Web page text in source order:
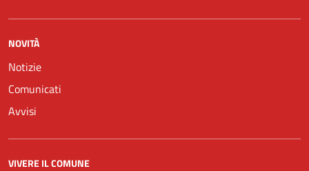
NOVITÀ
Notizie
Comunicati
Avvisi
VIVERE IL COMUNE